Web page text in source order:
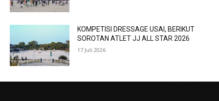
KOMPETISI DRESSAGE USAI, BERIKUT
SOROTAN ATLET JJ ALL STAR 2026
17 Juli 2026